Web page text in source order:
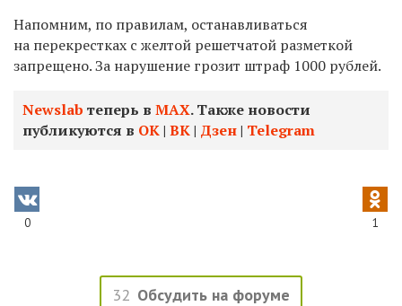
Напомним, по правилам, останавливаться
на перекрестках с желтой решетчатой разметкой
запрещено. За нарушение грозит штраф 1000 рублей.
Newslab теперь в МАХ. Также новости
публикуются в ОК| ВК| Дзен| Telegram
0 1
32 Обсудить на форуме